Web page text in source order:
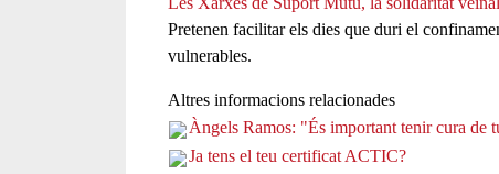
Pretenen facilitar els dies que duri el
vulnerables.
Altres informacions relacionades
Àngels Ramos: "És important tenir cura de
Ja tens el teu certificat ACTIC?